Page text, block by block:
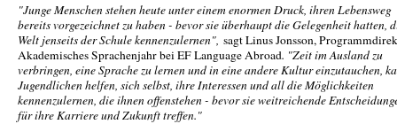
"Junge Menschen stehen heute unter einem enormen Druck, ihren Lebensweg
bereits vorgezeichnet zu haben - bevor sie überhaupt die Gelegenheit hatten,
Welt jenseits der Schule kennenzulernen", sagt Linus Jonsson,
Akademisches Sprachenjahr bei EF Language Abroad. "Zeit im Ausland zu
verbringen, eine Sprache zu lernen und in eine andere Kultur einzutauchen,
Jugendlichen helfen, sich selbst, ihre Interessen und all die Möglichkeiten
kennenzulernen, die ihnen offenstehen - bevor sie weitreichende
für ihre Karriere und Zukunft treffen."